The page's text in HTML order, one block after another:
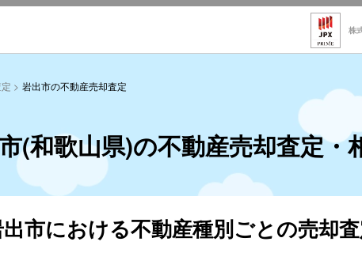
株
岩出市の不動産売却査定
(和歌山県)の不動産売却査定・
市における不動産種別ごとの売却